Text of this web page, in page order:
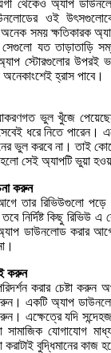
থেকেও অ্যাপ
ওই
সময় ক্ষতিকারক
যত তাড়াতাড়ি
স্টোরগুলোর উপরই
হ্রাস পাবে।
ভুল খুঁজে
ধরে নিতে পারেন।
ভুল করবে না। তাই
সেই অ্যাপটি ভুয়া
করুন
তার রিভিউগুলো পড়ে
নির্দিষ্ট কিছু রিভিউ এ
ডাউনলোড করার আগে
করুন
করার চেষ্টা করুন
করুন। একটি অ্যাপ
এক্ষেত্রে যদি
সামাজিক যোগাযোগ
বুদ্ধিমানের কাজ